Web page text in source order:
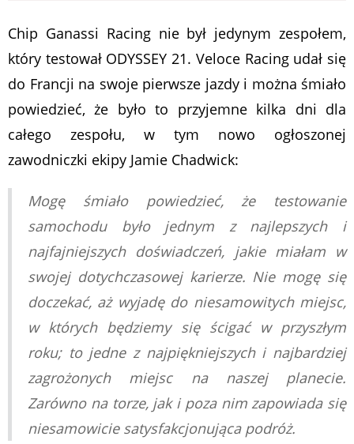
Chip Ganassi Racing nie był jedynym zespołem,
który testował ODYSSEY 21. Veloce Racing udał się
do Francji na swoje pierwsze jazdy i można śmiało
powiedzieć, że było to przyjemne kilka dni dla
całego zespołu, w tym nowo ogłoszonej
zawodniczki ekipy Jamie Chadwick:
Mogę śmiało powiedzieć, że testowanie
samochodu było jednym z najlepszych i
najfajniejszych doświadczeń, jakie miałam w
swojej dotychczasowej karierze. Nie mogę się
doczekać, aż wyjadę do niesamowitych miejsc,
w których będziemy się ścigać w przyszłym
roku; to jedne z najpiękniejszych i najbardziej
zagrożonych miejsc na naszej planecie.
Zarówno na torze, jak i poza nim zapowiada się
niesamowicie satysfakcjonująca podróż.